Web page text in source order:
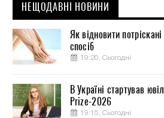
НЕЩОДАВНІ НОВИНИ
Як відновити
спосіб
19:20, Сьогодні
В Україні стартував
Prize-2026
19:15, Сьогодні